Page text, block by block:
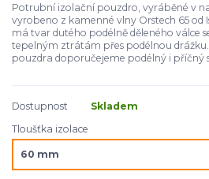
Potrubní izolační pouzdro, vyráběné v
vyrobeno z kamenné vlny Orstech 65
má tvar dutého podélně děleného válce
tepelným ztrátám přes podélnou
pouzdra doporučejeme podélný i příčný
Dostupnost
Skladem
Tloušťka izolace